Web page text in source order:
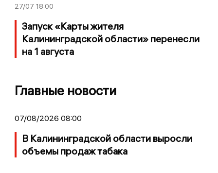
27/07 18:00
Запуск «Карты жителя
Калининградской области» перенесли
на 1 августа
Главные новости
07/08/2026 08:00
В Калининградской области выросли
объемы продаж табака